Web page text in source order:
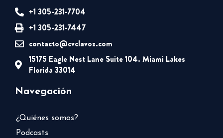
+1 305-231-7704
+1 305-231-7447
contacto@cvclavoz.com
15175 Eagle Nest Lane Suite 104. Miami Lakes
Florida 33014
Navegación
¿Quiénes somos?
Podcasts